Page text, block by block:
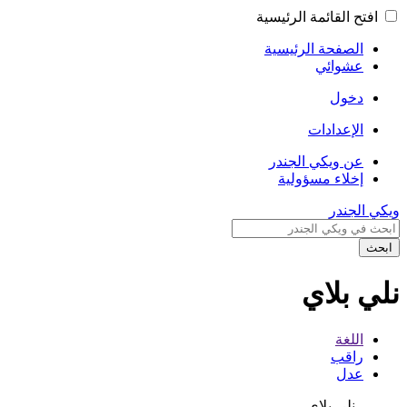
افتح القائمة الرئيسية
الصفحة الرئيسية
عشوائي
دخول
الإعدادات
عن ويكي الجندر
إخلاء مسؤولية
ويكي الجندر
ابحث
نلي بلاي
اللغة
راقب
عدل